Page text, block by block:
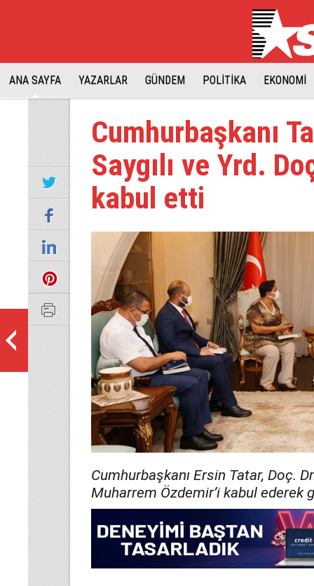
ANA SAYFA YAZARLAR GÜNDEM POLİTİKA EKONOMİ
Cumhurbaşkanı
Saygılı ve Yrd.
kabul etti
Cumhurbaşkanı Ersin Tatar, Doç.
Muharrem Özdemir’i kabul ederek